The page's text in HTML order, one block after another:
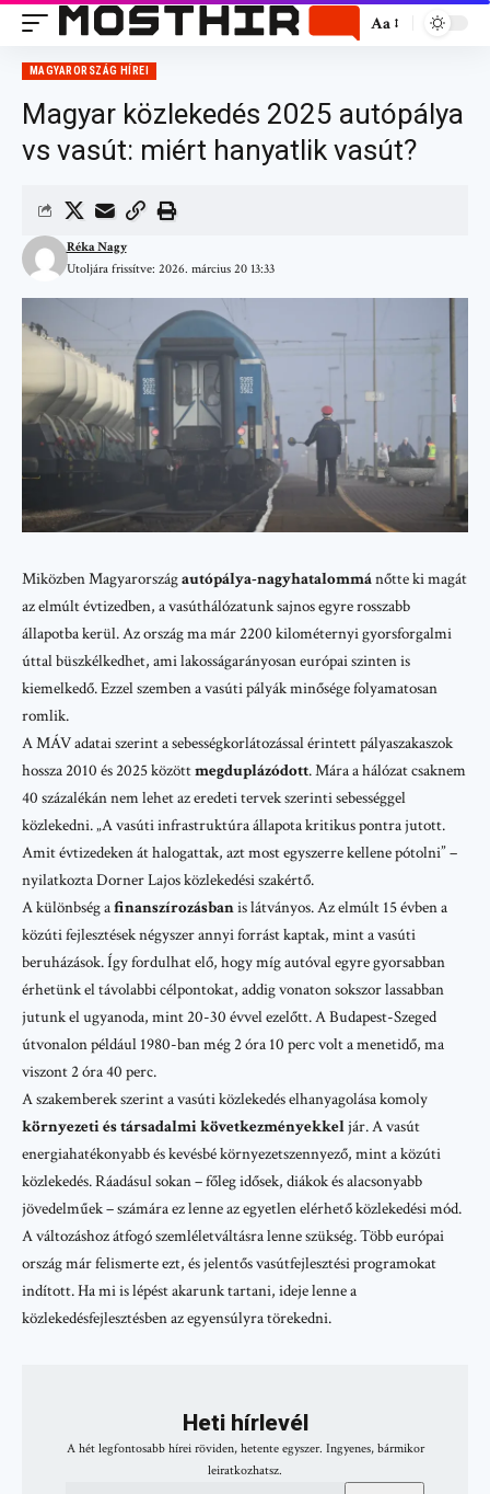
Aa
MAGYARORSZÁG HÍREI
Magyar közlekedés 2025 autópálya
vs vasút: miért hanyatlik vasút?
Utoljára frissítve: 2026. március 20 13:33
Réka Nagy
Miközben Magyarországautópálya-nagyhatalommánőtte ki magát
az elmúlt évtizedben, a vasúthálózatunk sajnos egyre rosszabb
állapotba kerül. Az ország ma már 2200 kilométernyi gyorsforgalmi
úttal büszkélkedhet, ami lakosságarányosan európai szinten is
kiemelkedő. Ezzel szemben a vasúti pályák minősége folyamatosan
romlik.
A MÁV adatai szerint a sebességkorlátozással érintett pályaszakaszok
hossza 2010 és 2025 közöttmegduplázódott. Mára a hálózat csaknem
40 százalékán nem lehet az eredeti tervek szerinti sebességgel
közlekedni. „A vasúti infrastruktúra állapota kritikus pontra jutott.
Amit évtizedeken át halogattak, azt most egyszerre kellene pótolni” –
nyilatkozta Dorner Lajos közlekedési szakértő.
A különbség afinanszírozásbanis látványos. Az elmúlt 15 évben a
közúti fejlesztéseknégyszer annyi forrást kaptak, mint a vasúti
beruházások. Így fordulhat elő, hogy míg autóval egyre gyorsabban
érhetünk el távolabbi célpontokat, addig vonaton sokszor lassabban
jutunk el ugyanoda, mint 20-30 évvel ezelőtt. A Budapest-Szeged
útvonalon például 1980-ban még 2 óra 10 perc volt a menetidő, ma
viszont 2 óra 40 perc.
A szakemberek szerint a vasúti közlekedés elhanyagolása komoly
környezeti és társadalmi következményekkeljár. A vasút
energiahatékonyabb és kevésbé környezetszennyező, mint a közúti
közlekedés. Ráadásul sokan – főleg idősek, diákok és alacsonyabb
jövedelműek – számára ez lenne az egyetlen elérhető közlekedési mód.
A változáshoz átfogószemléletváltásralenne szükség. Több európai
ország már felismerte ezt, és jelentős vasútfejlesztési programokat
indított. Ha mi is lépést akarunk tartani, ideje lenne a
közlekedésfejlesztésben az egyensúlyra törekedni.
Heti hírlevél
A hét legfontosabb hírei röviden, hetente egyszer. Ingyenes, bármikor
leiratkozhatsz.